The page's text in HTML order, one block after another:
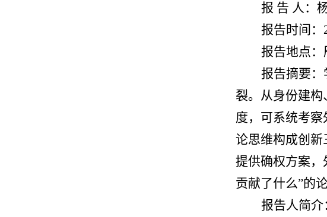
报 告 人：
报告时间：
报告地点：
报告摘要：
裂。从身份建构
度，可系统考
论思维构成创新
提供确权方案，
贡献了什么”的
报告人简